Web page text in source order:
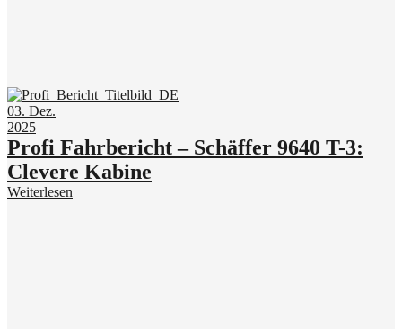
03. Dez.
2025
Profi Fahrbericht – Schäffer 9640 T-3:
Clevere Kabine
Weiterlesen